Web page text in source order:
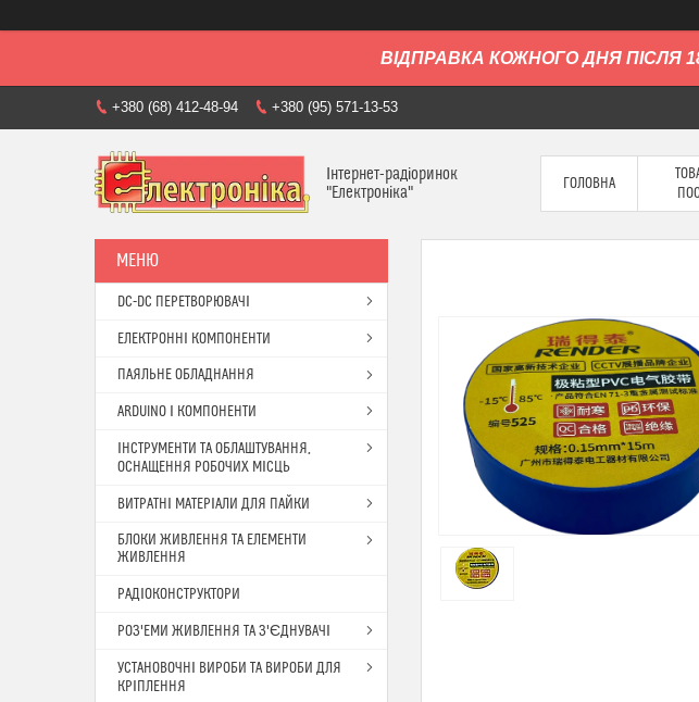
ВІДПРАВКА КОЖНОГО ДНЯ ПІСЛЯ
+380 (68) 412-48-94 +380 (95) 571-13-53
Інтернет-радіоринок
"Електроніка"
ГОЛОВНА
DC-DC ПЕРЕТВОРЮВАЧІ
ЕЛЕКТРОННІ КОМПОНЕНТИ
ПАЯЛЬНЕ ОБЛАДНАННЯ
ARDUINO І КОМПОНЕНТИ
ІНСТРУМЕНТИ ТА ОБЛАШТУВАННЯ,
ОСНАЩЕННЯ РОБОЧИХ МІСЦЬ
ВИТРАТНІ МАТЕРІАЛИ ДЛЯ ПАЙКИ
БЛОКИ ЖИВЛЕННЯ ТА ЕЛЕМЕНТИ
ЖИВЛЕННЯ
РАДІОКОНСТРУКТОРИ
РОЗ'ЕМИ ЖИВЛЕННЯ ТА З'ЄДНУВАЧІ
УСТАНОВОЧНІ ВИРОБИ ТА ВИРОБИ ДЛЯ
КРІПЛЕННЯ